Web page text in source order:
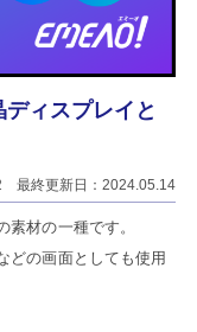
ィスプレイと
最終更新日：2024.05.14
材の一種です。
どの画面としても使用